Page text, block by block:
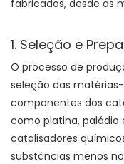
fabricados, desde as
1. Seleção e
O processo de
seleção das
componentes dos
como platina,
catalisadores
substâncias menos